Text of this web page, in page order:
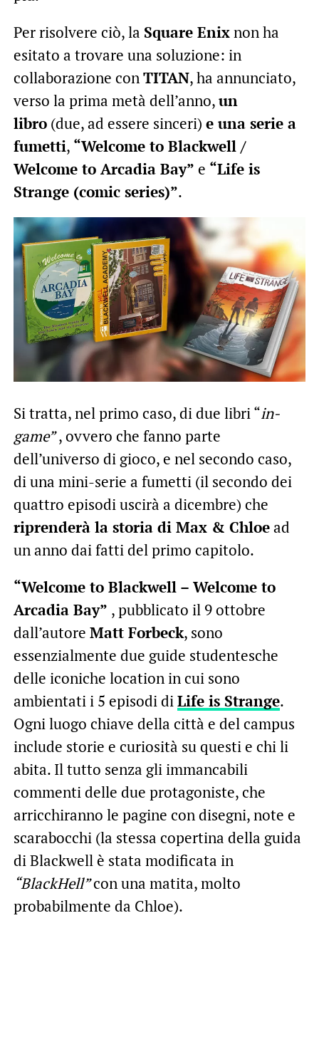
Per risolvere ciò, la Square Enixnon ha
esitato a trovare una soluzione: in
collaborazione conTITAN, ha annunciato,
verso la prima metà dell’anno,un
libro(due, ad essere sinceri) e una serie a
fumetti, “Welcome to Blackwell /
Welcome to Arcadia Bay” e “Life is
Strange (comic series)”.
Si tratta, nel primo caso, di due libri “in-
game”, ovvero che fanno parte
dell’universo di gioco, e nel secondo caso,
di una mini-serie a fumetti (il secondo dei
quattro episodi uscirà a dicembre) che
riprenderà la storia di Max & Chloead
un anno dai fatti del primo capitolo.
“Welcome to Blackwell – Welcome to
Arcadia Bay” , pubblicato il 9 ottobre
dall’autore Matt Forbeck, sono
essenzialmente due guide studentesche
delle iconiche location in cui sono
ambientati i 5 episodi diLife is Strange.
Ogni luogo chiave della città e del campus
include storie e curiosità su questi e chi li
abita. Il tutto senza gli immancabili
commenti delle due protagoniste, che
arricchiranno le pagine con disegni, note e
scarabocchi (la stessa copertina della guida
di Blackwell è stata modificata in
“BlackHell”con una matita, molto
probabilmente da Chloe).